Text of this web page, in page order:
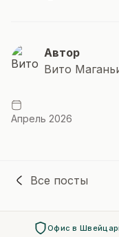
Автор
Вито
Апрель 2026
Все посты
Офис в